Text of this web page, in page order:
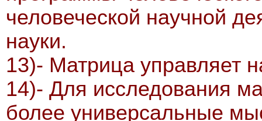
человеческой научной
науки.
13)- Матрица управляет
14)- Для исследования
более универсальные